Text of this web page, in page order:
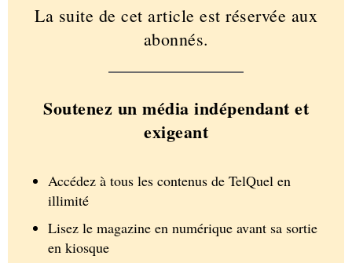
La suite de cet article est réservée aux
abonnés.
Soutenez un média indépendant et
exigeant
Accédez à tous les contenus de TelQuel en
illimité
Lisez le magazine en numérique avant sa sortie
en kiosque